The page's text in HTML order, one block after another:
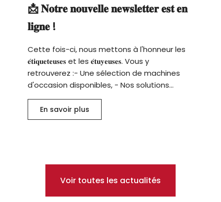
📩 𝐍𝐨𝐭𝐫𝐞 𝐧𝐨𝐮𝐯𝐞𝐥𝐥𝐞 𝐧𝐞𝐰𝐬𝐥𝐞𝐭𝐭𝐞𝐫 𝐞𝐬𝐭 𝐞𝐧
𝐥𝐢𝐠𝐧𝐞 !
Cette fois-ci, nous mettons à l'honneur les
𝐞́𝐭𝐢𝐪𝐮𝐞𝐭𝐞𝐮𝐬𝐞𝐬 et les 𝐞́𝐭𝐮𝐲𝐞𝐮𝐬𝐞𝐬. Vous y
retrouverez :- Une sélection de machines
d'occasion disponibles, - Nos solutions...
En savoir plus
Voir toutes les actualités